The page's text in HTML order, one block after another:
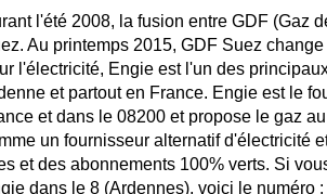
l'été 2008, la fusion entre GDF (Gaz
Au printemps 2015, GDF Suez
l'électricité, Engie est l'un des
et partout en France. Engie est le
et dans le 08200 et propose le gaz
un fournisseur alternatif d'électricité
et des abonnements 100% verts. Si
dans le 8 (Ardennes), voici le numéro